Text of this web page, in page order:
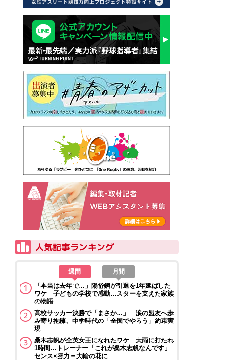
週間
月間
「本当は去年で…」陽岱鋼が引退を1年延ばした
ワケ 子どもの学校で感動…スターを支えた家族
の物語
高校サッカー決勝で「まさか…」 涙の盟友へ歩
み寄り抱擁、中学時代の「全国でやろう」約束実
現
桑木志帆が全英女王になれたワケ 大雨に打たれ
1時間…トレーナー「これが桑木志帆なんです」
センス×努力＝大輪の花に